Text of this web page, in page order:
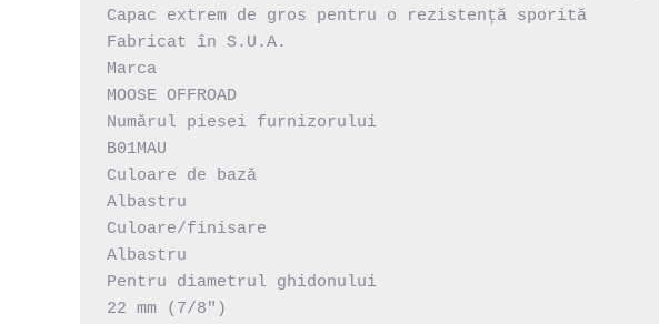
Capac extrem de gros pentru o rezistență sporită
Fabricat în S.U.A.
Marca
MOOSE OFFROAD
Numărul piesei furnizorului
B01MAU
Culoare de bază
Albastru
Culoare/finisare
Albastru
Pentru diametrul ghidonului
22 mm (7/8")